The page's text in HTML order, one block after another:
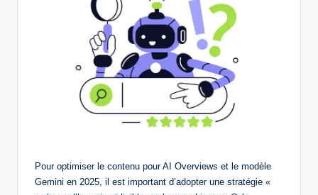
Pour optimiser le contenu pour AI Overviews et le modèle
Gemini en 2025, il est important d’adopter une stratégie «